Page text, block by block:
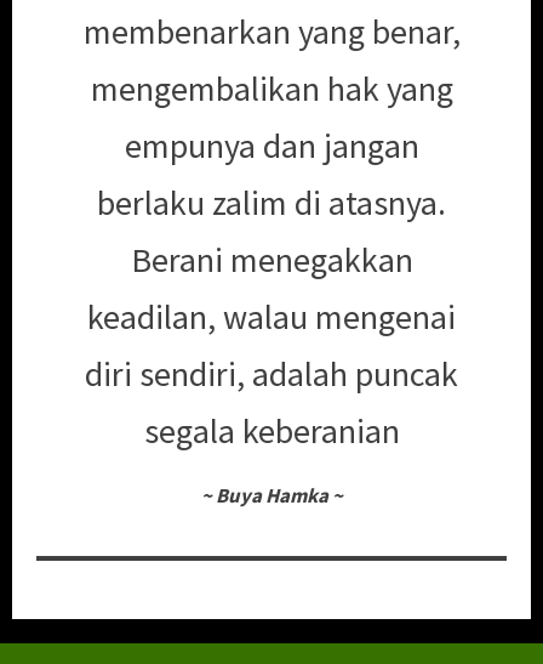
membenarkan yang benar,
mengembalikan hak yang
empunya dan jangan
berlaku zalim di atasnya.
Berani menegakkan
keadilan, walau mengenai
diri sendiri, adalah puncak
segala keberanian
~ Buya Hamka ~